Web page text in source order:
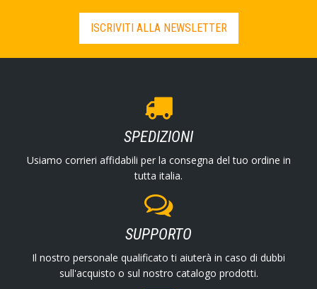
ISCRIVITI ALLA NEWSLETTER
SPEDIZIONI
Usiamo corrieri affidabili per la consegna del tuo ordine in
tutta italia.
SUPPORTO
Il nostro personale qualificato ti aiuterà in caso di dubbi
sull'acquisto o sul nostro catalogo prodotti.